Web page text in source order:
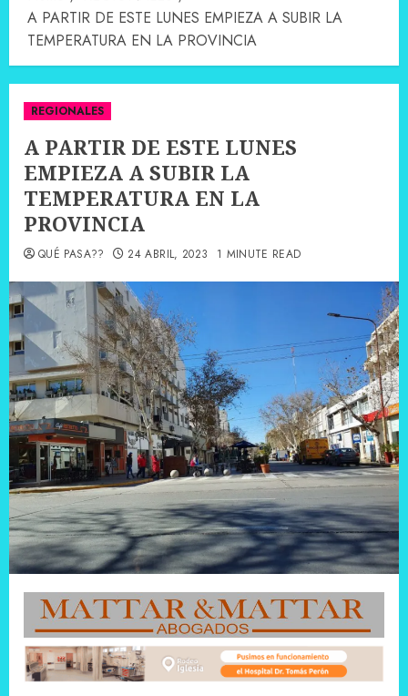
A PARTIR DE ESTE LUNES EMPIEZA A SUBIR LA
TEMPERATURA EN LA PROVINCIA
REGIONALES
A PARTIR DE ESTE LUNES
EMPIEZA A SUBIR LA
TEMPERATURA EN LA
PROVINCIA
QUÉ PASA?? 24 ABRIL, 2023 1 MINUTE READ